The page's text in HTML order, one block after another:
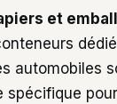
et
automobiles
spécifique